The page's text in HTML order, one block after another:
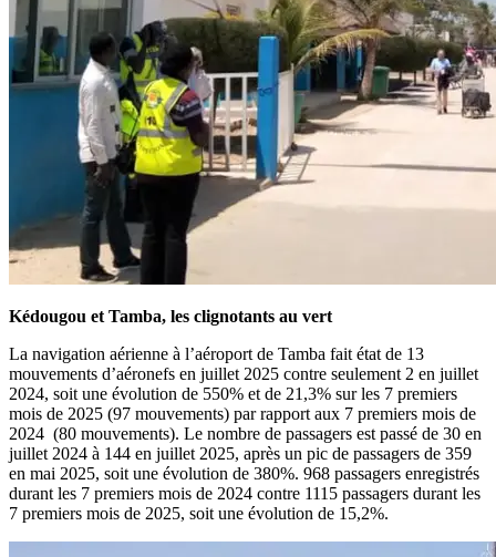
Kédougou et Tamba, les clignotants au vert
La navigation aérienne à l’aéroport de Tamba fait état de 13
mouvements d’aéronefs en juillet 2025 contre seulement 2 en juillet
2024, soit une évolution de 550% et de 21,3% sur les 7 premiers
mois de 2025 (97 mouvements) par rapport aux 7 premiers mois de
2024 (80 mouvements). Le nombre de passagers est passé de 30 en
juillet 2024 à 144 en juillet 2025, après un pic de passagers de 359
en mai 2025, soit une évolution de 380%. 968 passagers enregistrés
durant les 7 premiers mois de 2024 contre 1115 passagers durant les
7 premiers mois de 2025, soit une évolution de 15,2%.